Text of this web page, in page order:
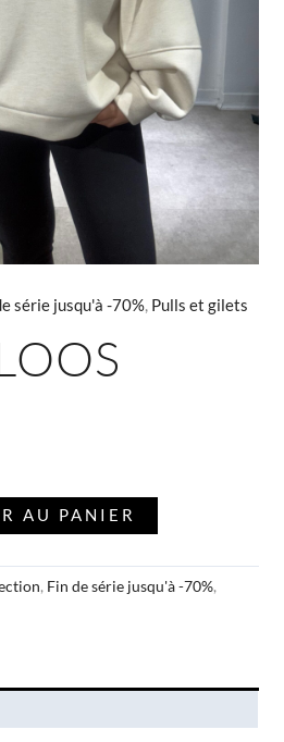
série jusqu'à -70%, Pulls et gilets
AU PANIER
, Fin de série jusqu'à -70%,